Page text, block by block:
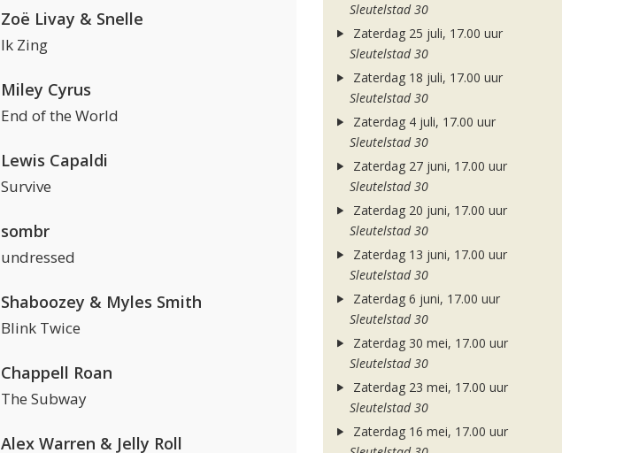
Zoë Livay & Snelle
Ik Zing
Miley Cyrus
End of the World
Lewis Capaldi
Survive
sombr
undressed
Shaboozey & Myles Smith
Blink Twice
Chappell Roan
The Subway
Alex Warren & Jelly Roll
Sleutelstad 30
Zaterdag 25 juli, 17.00 uur
Sleutelstad 30
Zaterdag 18 juli, 17.00 uur
Sleutelstad 30
Zaterdag 4 juli, 17.00 uur
Sleutelstad 30
Zaterdag 27 juni, 17.00 uur
Sleutelstad 30
Zaterdag 20 juni, 17.00 uur
Sleutelstad 30
Zaterdag 13 juni, 17.00 uur
Sleutelstad 30
Zaterdag 6 juni, 17.00 uur
Sleutelstad 30
Zaterdag 30 mei, 17.00 uur
Sleutelstad 30
Zaterdag 23 mei, 17.00 uur
Sleutelstad 30
Zaterdag 16 mei, 17.00 uur